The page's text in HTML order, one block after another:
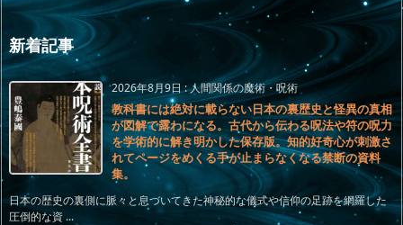
新着記事
2026年8月9日:人間関係の魔術・呪術
教科書には絶対に載らない日本の裏歴史と怪異の真相
が図解で露わになる。古代から伝わる呪法や符の呪力
を学術的に解き明かした保存版。知的好奇心が刺激さ
れてページをめくる手が止まらなくなる禁断の資料
集。
日本の歴史の裏側に脈々と息づいてきた神秘的な儀式や信仰の足跡を網羅した
圧倒的な資 ...